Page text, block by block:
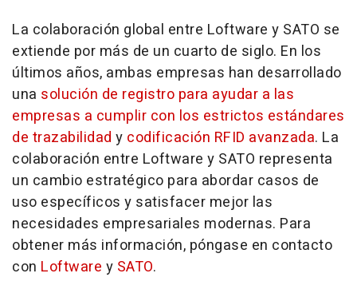
La colaboración global entre Loftware y SATO se
extiende por más de un cuarto de siglo. En los
últimos años, ambas empresas han desarrollado
una solución de registro para ayudar a las
empresas a cumplir con los estrictos estándares
de trazabilidad y codificación RFID avanzada. La
colaboración entre Loftware y SATO representa
un cambio estratégico para abordar casos de
uso específicos y satisfacer mejor las
necesidades empresariales modernas. Para
obtener más información, póngase en contacto
con Loftware y SATO.